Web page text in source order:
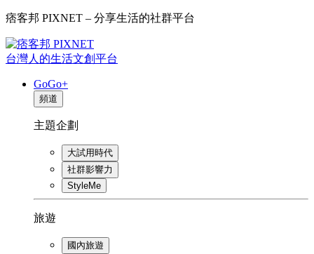
痞客邦 PIXNET – 分享生活的社群平台
台灣人的生活文創平台
GoGo+
頻道
主題企劃
大試用時代
社群影響力
StyleMe
旅遊
國內旅遊